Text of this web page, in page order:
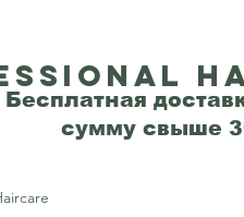
Бесплатная
сумму свыше